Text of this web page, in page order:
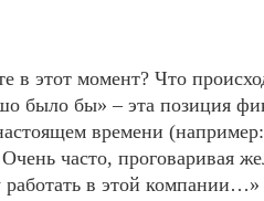
этот момент? Что
было бы» – эта позиция
времени
часто, проговаривая
работать в этой